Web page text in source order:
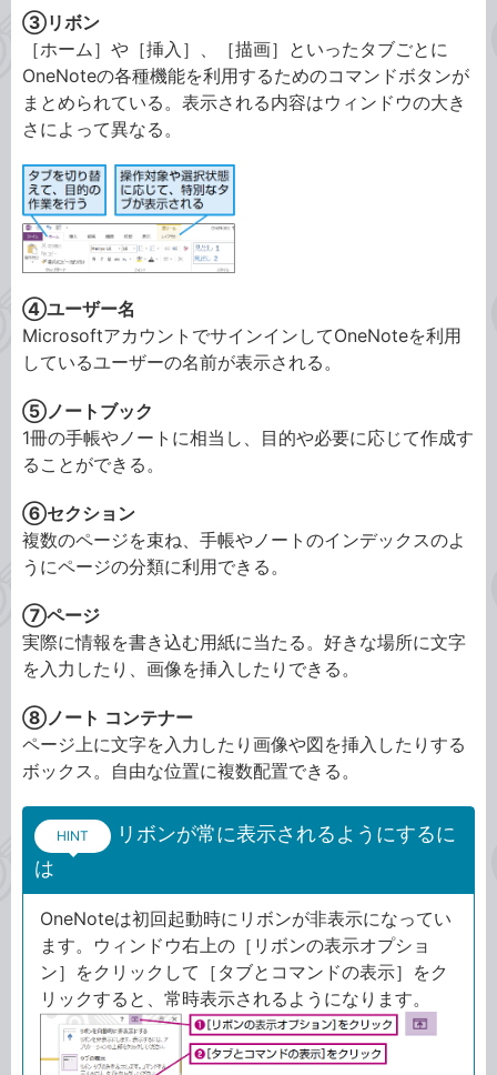
③リボン
［ホーム］や［挿入］、［描画］といったタブごとに
OneNoteの各種機能を利用するためのコマンドボタンが
まとめられている。表示される内容はウィンドウの大き
さによって異なる。
④ユーザー名
MicrosoftアカウントでサインインしてOneNoteを利用
しているユーザーの名前が表示される。
⑤ノートブック
1冊の手帳やノートに相当し、目的や必要に応じて作成す
ることができる。
⑥セクション
複数のページを束ね、手帳やノートのインデックスのよ
うにページの分類に利用できる。
⑦ページ
実際に情報を書き込む用紙に当たる。好きな場所に文字
を入力したり、画像を挿入したりできる。
⑧ノート コンテナー
ページ上に文字を入力したり画像や図を挿入したりする
ボックス。自由な位置に複数配置できる。
HINT
リボンが常に表示されるようにするに
は
OneNoteは初回起動時にリボンが非表示になってい
ます。ウィンドウ右上の［リボンの表示オプショ
ン］をクリックして［タブとコマンドの表示］をク
リックすると、常時表示されるようになります。